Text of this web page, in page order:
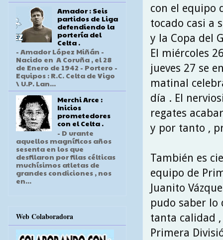
con el equipo
tocado casi a
y la Copa del
El miércoles
jueves 27 se
matinal
día . El
regates
y por tanto ,
También es
equipo de
Juanito
pudo saber lo
tanta calidad
Primera
Amador : Seis
partidos de Liga
defendiendo la
portería del
Celta .
- Amador López Miñán -
Nacido en A Coruña , el 28
de Enero de 1942 - Portero -
Equipos : R.C. Celta de Vigo
\ U.P. Lan...
Merchi Arce :
Inicios
prometedores
con el Celta .
- D urante
aquellos magníficos años
sesenta en los que
desfilaron por filas célticas
muchísimos atletas de
grandes condiciones , nos
en...
Web Colaboradora